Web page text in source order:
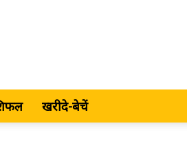
खरीदे-बेचें